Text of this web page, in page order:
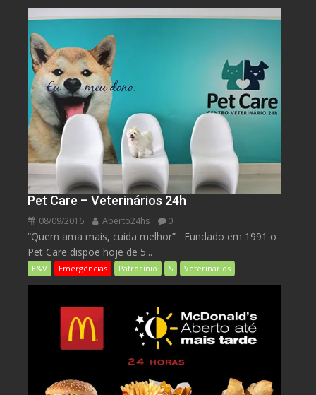
Pet Care – Veterinários 24h
08/09/2016 Aberto24hs 0
“Quem ama mais, cuida melhor” Fundado em 1991 o
Pet Care dispõe hoje de 5...
E&V Emergências Patrocínio S Veterinários